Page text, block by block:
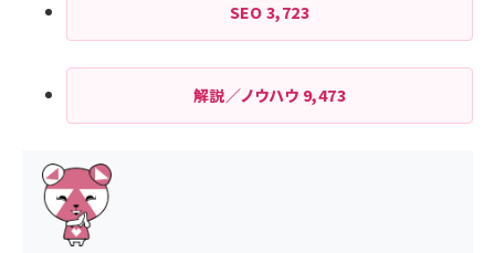
SEO 3,723
解説／ノウハウ 9,473